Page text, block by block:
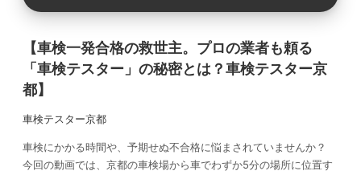
【車検一発合格の救世主。プロの業者も頼る
「車検テスター」の秘密とは？車検テスター京
都】
車検テスター京都
車検にかかる時間や、予期せぬ不合格に悩まされていませんか？
今回の動画では、京都の車検場から車でわずか5分の場所に位置す